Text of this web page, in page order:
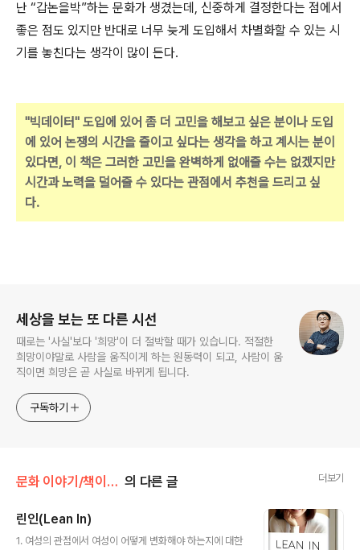
난 “갑논을박”하는 문화가 생겼는데, 신중하게 결정한다는 점에서
좋은 점도 있지만 반대로 너무 늦게 도입해서 차별화할 수 있는 시
기를 놓친다는 생각이 많이 든다.
"빅데이터" 도입에 있어 좀 더 고민을 해보고 싶은 분이나 도입
에 있어 논쟁의 시간을 줄이고 싶다는 생각을 하고 계시는 분이
있다면, 이 책은 그러한 고민을 완벽하게 없애줄 수는 없겠지만
시간과 노력을 덜어줄 수 있다는 관점에서 추천을 드리고 싶
다.
세상을 보는 또 다른 시선
때로는 '사실'보다 '희망'이 더 절박할 때가 있습니다. 적절한
희망이야말로 사람을 움직이게 하는 원동력이 되고, 사람이 움
직이면 희망은 곧 사실로 바뀌게 됩니다.
구독하기
문화 이야기/책이야기 의 다른 글 더보기
린인(Lean In)
1. 여성의 관점에서 여성이 어떻게 변화해야 하는지에 대한